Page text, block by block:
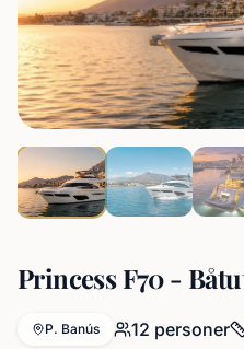
Princess F70 -
P. Banús 12 personer